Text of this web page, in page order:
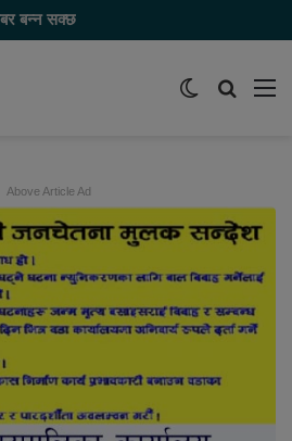
बन्न सक्छ
समाचार
Switch
Above Article Ad